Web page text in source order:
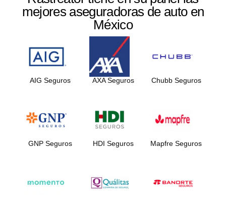
mejores aseguradoras de auto en
México
AIG Seguros AXA Seguros Chubb Seguros
GNP Seguros HDI Seguros Mapfre Seguros